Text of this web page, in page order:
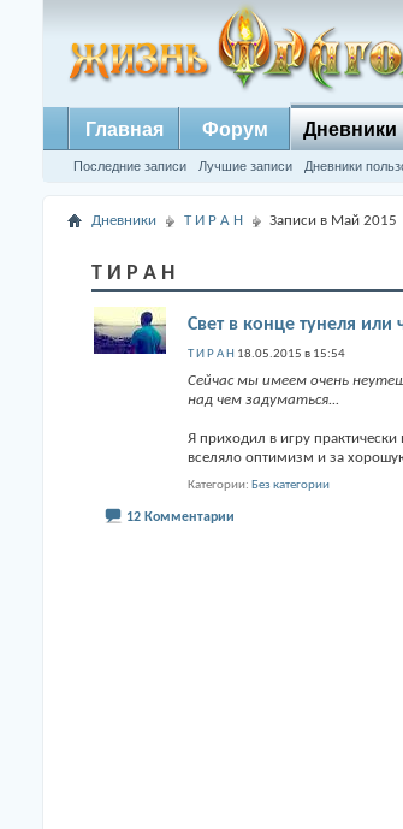
Главная Форум Дневники
Последние записи Лучшие записи Дневники
Дневники Т И Р А Н Записи в Май 2015
Т И Р А Н
Свет в конце тунеля или
Т И Р А Н 18.05.2015 в 15:54
Сейчас мы имеем очень
над чем задуматься...
Я приходил в игру
вселяло оптимизм и за
Категории Без категории
12 Комментарии